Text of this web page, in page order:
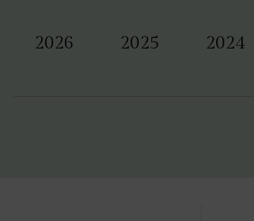
2026 2025 2024